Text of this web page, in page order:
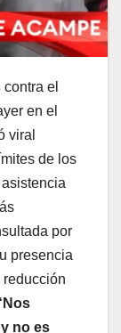
contra el
en el
viral
de los
por
presencia
reducción
no es